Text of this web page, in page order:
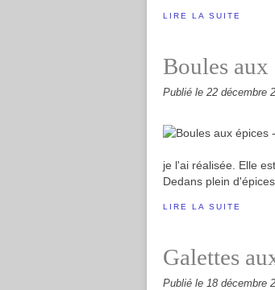
LIRE LA SUITE
Boules
Publié le 22 décembre
je l'ai réalisée. Elle
Dedans plein
LIRE LA SUITE
Galettes
Publié le 18 décembre